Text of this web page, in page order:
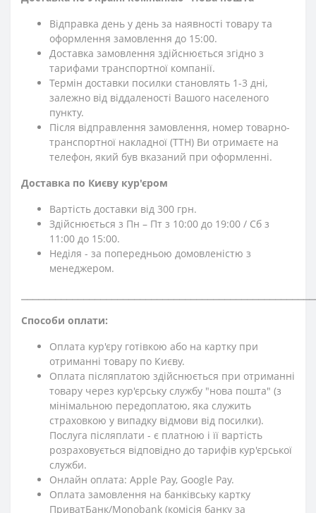
Відправка день у день за наявності товару та
оформлення замовлення до 15:00.
Доставка замовлення здійснюється згідно з
тарифами транспортної компанії.
Термін доставки посилки становлять 1-3 дні,
залежно від віддаленості Вашого населеного
пункту.
Після відправлення замовлення, номер товарно-
транспортної накладної (ТТН) Ви отримаєте на
телефон, який був вказаний при оформленні.
Доставка по Києву кур'єром
Вартість доставки від 300 грн.
Здійснюється з Пн – Пт з 10:00 до 19:00 / Сб з
11:00 до 15:00.
Неділя - за попередньою домовленістю з
менеджером.
Способи оплати:
Оплата кур'єру готівкою або на картку при
отриманні товару по Києву.
Оплата післяплатою здійснюється при отриманні
товару через кур'єрську службу "нова пошта" (з
мінімальною передоплатою, яка служить
страховкою у випадку відмови від посилки).
Послуга післяплати - є платною і її вартість
розраховується відповідно до тарифів кур'єрської
служби.
Онлайн оплата: Apple Pay, Google Pay.
Оплата замовлення на банківську картку
ПриватБанк/Monobank (комісія банку за